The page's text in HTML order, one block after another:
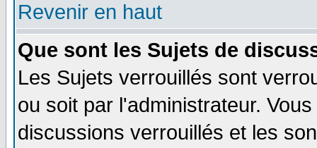
Revenir en haut
Que sont les Sujets de
Les Sujets verrouillés sont
ou soit par l'administrateur.
discussions verrouillés et les